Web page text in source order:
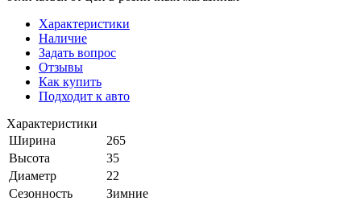
Характеристики
Наличие
Задать вопрос
Отзывы
Как купить
Подходит к авто
Характеристики
Ширина
265
Высота
35
Диаметр
22
Сезонность
Зимние